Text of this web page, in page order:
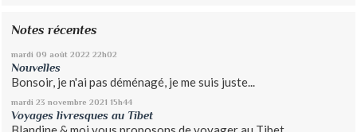
Notes récentes
mardi 09 août 2022 22h02
Nouvelles
Bonsoir, je n'ai pas déménagé, je me suis juste...
mardi 23 novembre 2021 15h44
Voyages livresques au Tibet